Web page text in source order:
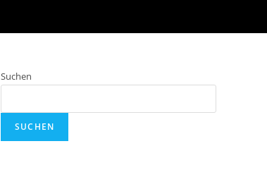
Suchen
SUCHEN